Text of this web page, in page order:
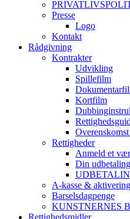
Presse
Logo
Kontakt
Rådgivning
Kontrakter
Udvikling
Spillefilm
Kortfilm
Rettigheder
Anmeld et
Din udbetaling
A-kasse & aktivering
Barselsdagpenge
KUNSTNERNES
Rettighedsmidler